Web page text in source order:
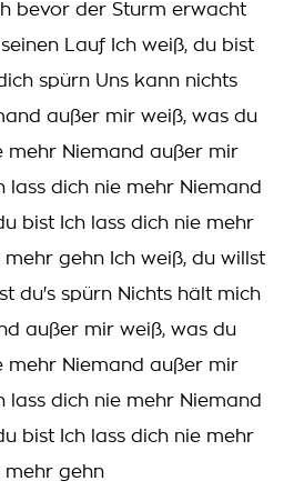
bevor der Sturm erwacht
Lauf Ich weiß, du bist
spürn Uns kann nichts
außer mir weiß, was du
mehr Niemand außer mir
lass dich nie mehr Niemand
bist Ich lass dich nie mehr
gehn Ich weiß, du willst
du's spürn Nichts hält mich
außer mir weiß, was du
mehr Niemand außer mir
lass dich nie mehr Niemand
bist Ich lass dich nie mehr
mehr gehn